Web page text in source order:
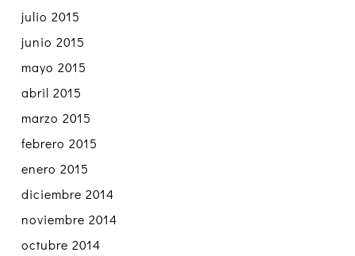
julio 2015
junio 2015
mayo 2015
abril 2015
marzo 2015
febrero 2015
enero 2015
diciembre 2014
noviembre 2014
octubre 2014